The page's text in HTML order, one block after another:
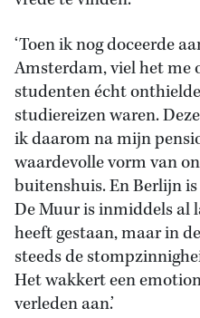
‘Toen ik nog doceerde
Amsterdam, viel het me
studenten écht
studiereizen waren.
ik daarom na mijn
waardevolle vorm van
buitenshuis. En Berlijn
De Muur is inmiddels al
heeft gestaan, maar in
steeds de
Het wakkert een
verleden aan.’